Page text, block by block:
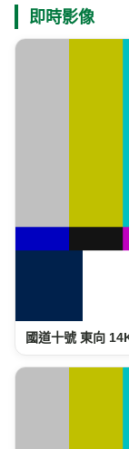
即時影像
國道十號 東向